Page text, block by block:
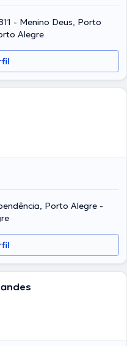
- Menino Deus, Porto
Alegre
Porto Alegre -